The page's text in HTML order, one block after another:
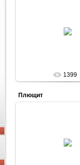
1399
Плющит